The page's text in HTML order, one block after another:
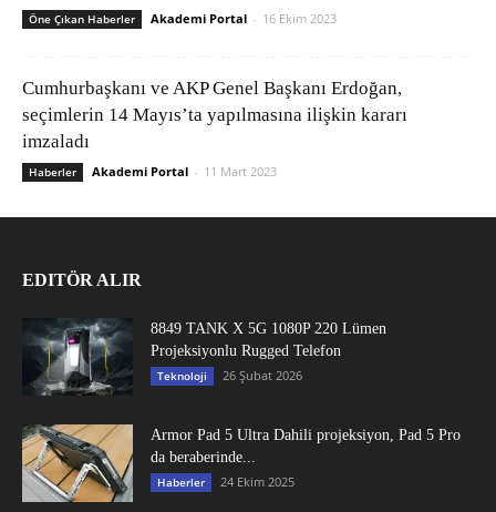
Öne Çıkan Haberler Akademi Portal - 16 Ekim 2023
Cumhurbaşkanı ve AKP Genel Başkanı Erdoğan,
seçimlerin 14 Mayıs’ta yapılmasına ilişkin kararı
imzaladı
Haberler Akademi Portal - 11 Mart 2023
EDITÖR ALIR
8849 TANK X 5G 1080P 220 Lümen
Projeksiyonlu Rugged Telefon
Teknoloji 26 Şubat 2026
Armor Pad 5 Ultra Dahili projeksiyon, Pad 5 Pro
da beraberinde...
Haberler 24 Ekim 2025